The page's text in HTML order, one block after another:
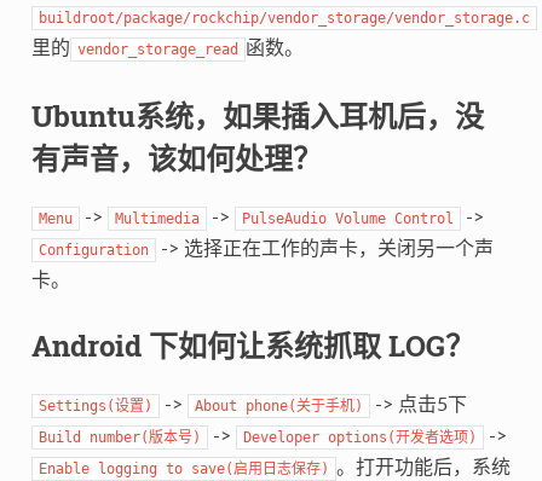
buildroot/package/rockchip/vendor_storage/vendor_storage.c
里的 vendor_storage_read 函数。
Ubuntu系统，如果插入耳机后，没
有声音，该如何处理？
Menu -> Multimedia -> PulseAudio Volume Control ->
Configuration
-> 选择正在工作的声卡，关闭另一个声
卡。
Android 下如何让系统抓取 LOG？
Settings(设置) -> About phone(关于手机) -> 点击5下
Build number(版本号) -> Developer options(开发者选项) ->
Enable logging to save(启用日志保存) 。打开功能后，系统